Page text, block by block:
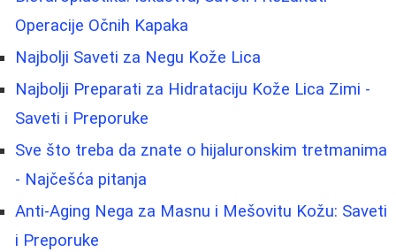
Operacije Očnih Kapaka
Najbolji Saveti za Negu Kože Lica
Najbolji Preparati za Hidrataciju Kože Lica Zimi -
Saveti i Preporuke
Sve što treba da znate o hijaluronskim tretmanima
- Najčešća pitanja
Anti-Aging Nega za Masnu i Mešovitu Kožu: Saveti
i Preporuke